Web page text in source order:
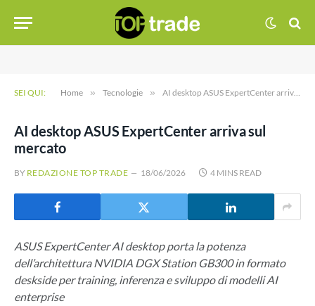
SEI QUI: Home » Tecnologie » AI desktop ASUS ExpertCenter arriva sul mercato
AI desktop ASUS ExpertCenter arriva sul
mercato
BY REDAZIONE TOP TRADE 18/06/2026 4 MINS READ
ASUS ExpertCenter AI desktop porta la potenza
dell’architettura NVIDIA DGX Station GB300 in formato
deskside per training, inferenza e sviluppo di modelli AI
enterprise